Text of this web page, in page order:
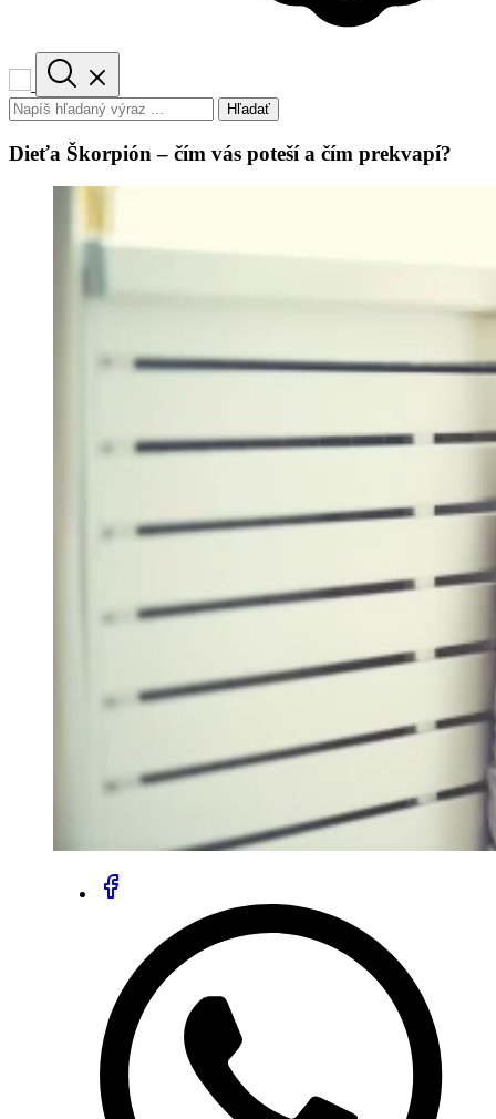
Hľadať
Dieťa Škorpión – čím vás poteší a čím prekvapí?